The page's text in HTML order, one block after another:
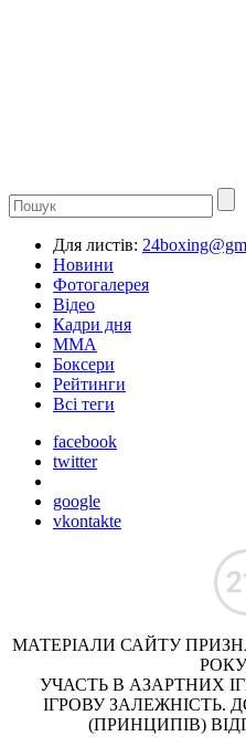
Для листів:
Новини
Фотогалерея
Відео
Кадри дня
ММА
Боксери
Рейтинги
Всі теги
facebook
twitter
google
vkontakte
МАТЕРІАЛИ САЙТУ
РОКУ
УЧАСТЬ В АЗАРТНИХ
ІГРОВУ ЗАЛЕЖНІСТЬ.
(ПРИНЦИПІВ)